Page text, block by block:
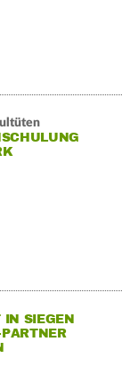
IN SIEGEN